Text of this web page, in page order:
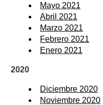
Mayo 2021
Abril 2021
Marzo 2021
Febrero 2021
Enero 2021
2020
Diciembre 2020
Noviembre 2020